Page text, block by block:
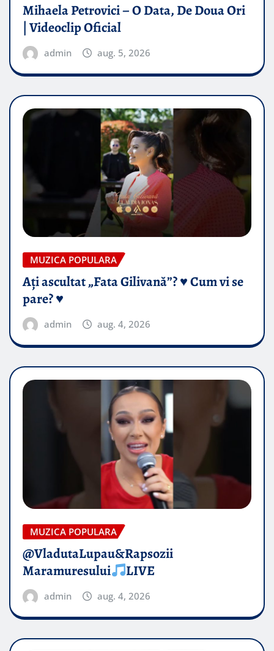
Mihaela Petrovici – O Data, De Doua Ori
| Videoclip Oficial
admin aug. 5, 2026
MUZICA POPULARA
Ați ascultat „Fata Gilivană”? ♥️ Cum vi se
pare? ♥️
admin aug. 4, 2026
MUZICA POPULARA
@VladutaLupau&Rapsozii
Maramuresului
LIVE
admin aug. 4, 2026